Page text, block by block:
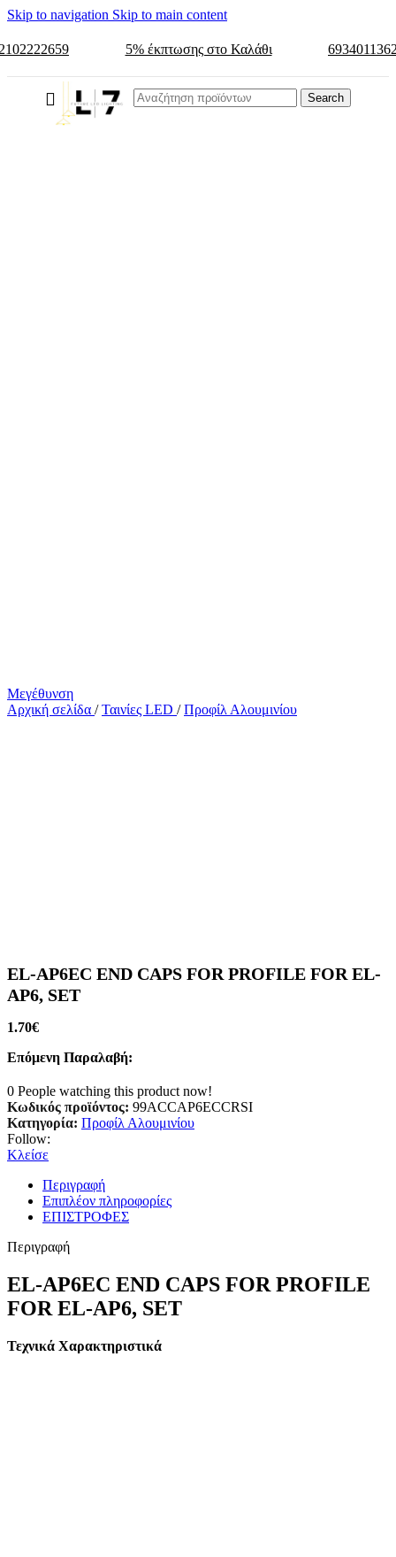
Skip to navigation Skip to main content
5% έκπτωσης στο Καλάθι
Search
Μεγέθυνση
Αρχική σελίδα / Ταινίες LED / Προφίλ Αλουμινίου
EL-AP6EC END CAPS FOR PROFILE FOR EL-
AP6, SET
1.70€
Επόμενη Παραλαβή:
0 People watching this product now!
Κωδικός προϊόντος: 99ACCAP6ECCRSI
Κατηγορία: Προφίλ Αλουμινίου
Follow:
Κλείσε
Περιγραφή
Επιπλέον πληροφορίες
ΕΠΙΣΤΡΟΦΕΣ
Περιγραφή
EL-AP6EC END CAPS FOR PROFILE
FOR EL-AP6, SET
Τεχνικά Χαρακτηριστικά